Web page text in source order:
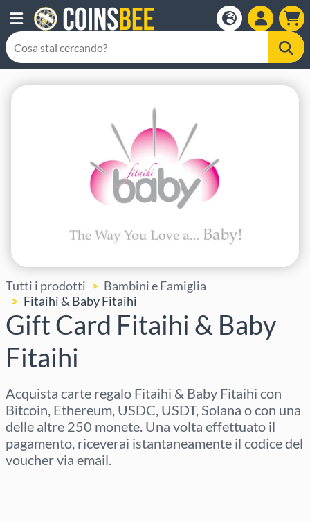
Tutti i prodotti
Bambini e Famiglia
Fitaihi & Baby Fitaihi
Gift Card Fitaihi & Baby
Fitaihi
Acquista carte regalo Fitaihi & Baby Fitaihi con
Bitcoin, Ethereum, USDC, USDT, Solana o con una
delle altre 250 monete. Una volta effettuato il
pagamento, riceverai istantaneamente il codice del
voucher via email.